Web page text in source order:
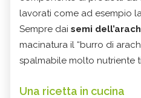
lavorati come ad esempio
Sempre dai semi
macinatura il “burro di
spalmabile molto nutriente
Una ricetta in cucina